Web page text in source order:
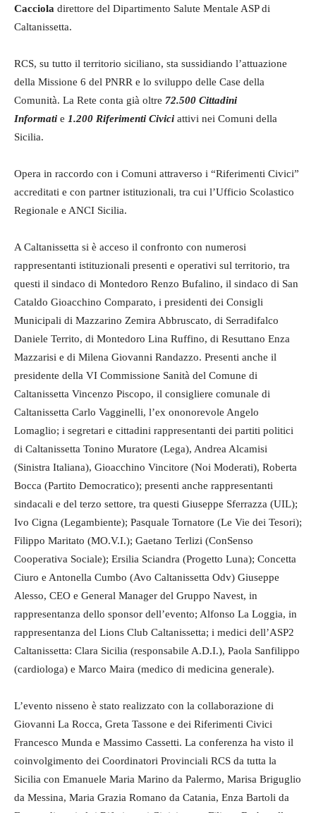
Cacciola direttore del Dipartimento Salute Mentale ASP di
Caltanissetta.
RCS, su tutto il territorio siciliano, sta sussidiando l’attuazione
della Missione 6 del PNRR e lo sviluppo delle Case della
Comunità. La Rete conta già oltre 72.500 Cittadini
Informati e 1.200 Riferimenti Civici attivi nei Comuni della
Sicilia.
Opera in raccordo con i Comuni attraverso i “Riferimenti Civici”
accreditati e con partner istituzionali, tra cui l’Ufficio Scolastico
Regionale e ANCI Sicilia.
A Caltanissetta si è acceso il confronto con numerosi
rappresentanti istituzionali presenti e operativi sul territorio, tra
questi il sindaco di Montedoro Renzo Bufalino, il sindaco di San
Cataldo Gioacchino Comparato, i presidenti dei Consigli
Municipali di Mazzarino Zemira Abbruscato, di Serradifalco
Daniele Territo, di Montedoro Lina Ruffino, di Resuttano Enza
Mazzarisi e di Milena Giovanni Randazzo. Presenti anche il
presidente della VI Commissione Sanità del Comune di
Caltanissetta Vincenzo Piscopo, il consigliere comunale di
Caltanissetta Carlo Vagginelli, l’ex ononorevole Angelo
Lomaglio; i segretari e cittadini rappresentanti dei partiti politici
di Caltanissetta Tonino Muratore (Lega), Andrea Alcamisi
(Sinistra Italiana), Gioacchino Vincitore (Noi Moderati), Roberta
Bocca (Partito Democratico); presenti anche rappresentanti
sindacali e del terzo settore, tra questi Giuseppe Sferrazza (UIL);
Ivo Cigna (Legambiente); Pasquale Tornatore (Le Vie dei Tesori);
Filippo Maritato (MO.V.I.); Gaetano Terlizi (ConSenso
Cooperativa Sociale); Ersilia Sciandra (Progetto Luna); Concetta
Ciuro e Antonella Cumbo (Avo Caltanissetta Odv) Giuseppe
Alesso, CEO e General Manager del Gruppo Navest, in
rappresentanza dello sponsor dell’evento; Alfonso La Loggia, in
rappresentanza del Lions Club Caltanissetta; i medici dell’ASP2
Caltanissetta: Clara Sicilia (responsabile A.D.I.), Paola Sanfilippo
(cardiologa) e Marco Maira (medico di medicina generale).
L’evento nisseno è stato realizzato con la collaborazione di
Giovanni La Rocca, Greta Tassone e dei Riferimenti Civici
Francesco Munda e Massimo Cassetti. La conferenza ha visto il
coinvolgimento dei Coordinatori Provinciali RCS da tutta la
Sicilia con Emanuele Maria Marino da Palermo, Marisa Briguglio
da Messina, Maria Grazia Romano da Catania, Enza Bartoli da